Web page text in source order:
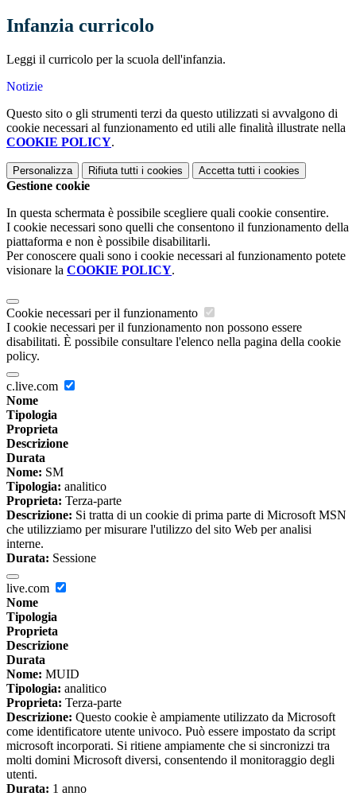
Infanzia curricolo
Leggi il curricolo per la scuola dell'infanzia.
Notizie
Questo sito o gli strumenti terzi da questo utilizzati si avvalgono di
cookie necessari al funzionamento ed utili alle finalità illustrate nella
COOKIE POLICY.
Personalizza Rifiuta tutti i cookies Accetta tutti i cookies
Gestione cookie
In questa schermata è possibile scegliere quali cookie consentire.
I cookie necessari sono quelli che consentono il funzionamento della
piattaforma e non è possibile disabilitarli.
Per conoscere quali sono i cookie necessari al funzionamento potete
visionare la COOKIE POLICY.
Cookie necessari per il funzionamento
I cookie necessari per il funzionamento non possono essere
disabilitati. È possibile consultare l'elenco nella pagina della cookie
policy.
c.live.com
Nome
Tipologia
Proprieta
Descrizione
Durata
Nome: SM
Tipologia: analitico
Proprieta: Terza-parte
Descrizione: Si tratta di un cookie di prima parte di Microsoft MSN
che utilizziamo per misurare l'utilizzo del sito Web per analisi
interne.
Durata: Sessione
live.com
Nome
Tipologia
Proprieta
Descrizione
Durata
Nome: MUID
Tipologia: analitico
Proprieta: Terza-parte
Descrizione: Questo cookie è ampiamente utilizzato da Microsoft
come identificatore utente univoco. Può essere impostato da script
microsoft incorporati. Si ritiene ampiamente che si sincronizzi tra
molti domini Microsoft diversi, consentendo il monitoraggio degli
utenti.
Durata: 1 anno